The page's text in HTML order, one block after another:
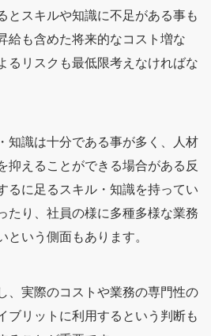
とスキルや知識に不足がある事も
給も含めた将来的なコスト増な
るリスクも最低限考えなければな
知識は十分である事が多く、人材
抑えることができる場合がある反
るに足るスキル・知識を持ってい
たり、社員の様に多種多様な業務
という側面もあります。
、実際のコストや業務の専門性の
ブリットに利用するという判断も